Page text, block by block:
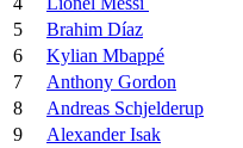
5
Brahim Díaz
6
Kylian Mbappé
7
Anthony Gordon
8
Andreas Schjelderup
9
Alexander Isak